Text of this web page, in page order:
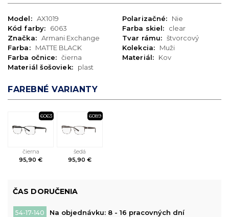
Model: AX1019
Kód farby:
6063
Značka: Armani Exchange
Farba:
MATTE BLACK
Farba očnice: čierna
Materiál šošoviek:
plast
Polarizačné:
Nie
Farba skiel:
clear
Tvar rámu: štvorcový
Kolekcia:
Muži
Materiál:
Kov
FAREBNÉ VARIANTY
6063
čierna
95,90 €
6089
šedá
95,90 €
ČAS DORUČENIA
54-17-140 Na objednávku: 8 - 16 pracovných dní